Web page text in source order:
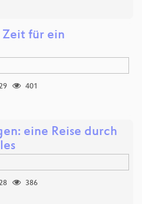
für ein
401
eine Reise durch
386